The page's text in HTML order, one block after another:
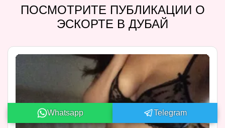
ПОСМОТРИТЕ ПУБЛИКАЦИИ О
ЭСКОРТЕ В ДУБАЙ
Whatsapp Telegram